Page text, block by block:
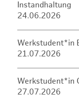
Instandhaltung
24.06.2026
Werkstudent*in
21.07.2026
Werkstudent*in
27.07.2026